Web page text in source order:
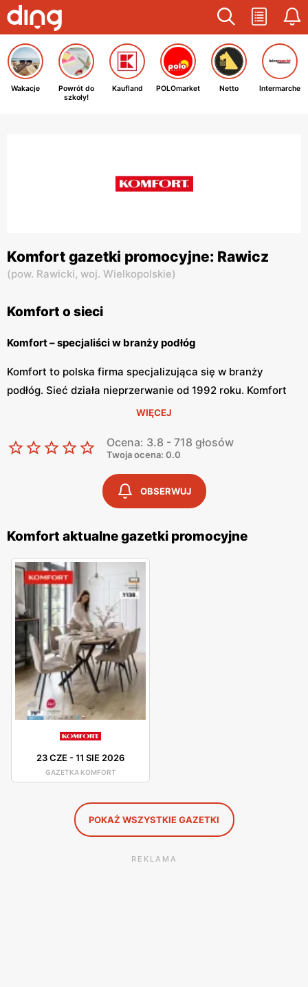
Wakacje
Powrót do
szkoły!
Kaufland POLOmarket Netto Intermarche
Komfort gazetki promocyjne: Rawicz
(pow. Rawicki, woj. Wielkopolskie)
Komfort o sieci
Komfort – specjaliści w branży podłóg
Komfort to polska firma specjalizująca się w branży
podłóg. Sieć działa nieprzerwanie od 1992 roku. Komfort
tworzy swoje oferty dopasowując się do potrzeb
jak i okazałymi domami. Placówki sklepu znajdują się na
Komfort – bogata oferta dywanów i paneli podłogowych
do aranżacji podłóg. Na sklepowych półkach znajdziemy
kolekcje paneli podłogowych, podłogi drewniane,
wykładziny elastyczne i dywanowe. Dodatkowo sklep ma
duży wybór drzwi i dekoracji. Komfort jest zdecydowanym
liderem na rynku oferty dywanów. W sklepach sieci klienci
mogą liczyć na fachową poradę od pracowników.
Komfort – gazetka promocyjna
Komfort posiada liczne promocje dla swoich klientów. O
najlepszych okazjach i obniżkach cen dowiemy się z
gazetki promocyjnej. Komfort organizuje różne, atrakcyjne
produkty w jeszcze niższych cenach.
WIĘCEJ
Ocena: 3.8 - 718 głosów
Twoja ocena: 0.0
OBSERWUJ
Komfort aktualne gazetki promocyjne
23 CZE-11 SIE 2026
GAZETKA KOMFORT
POKAŻ WSZYSTKIE GAZETKI
REKLAMA